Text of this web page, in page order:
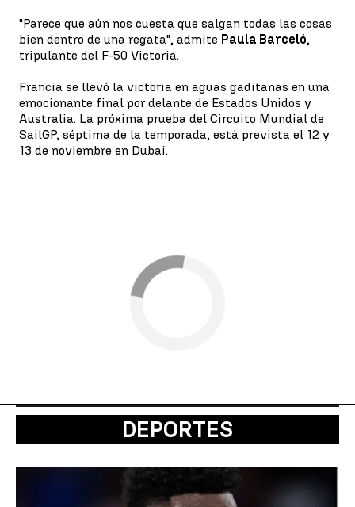
"Parece que aún nos cuesta que salgan todas las cosas
bien dentro de una regata", admite Paula Barceló,
tripulante del F-50 Victoria.
Francia se llevó la victoria en aguas gaditanas en una
emocionante final por delante de Estados Unidos y
Australia. La próxima prueba del Circuito Mundial de
SailGP, séptima de la temporada, está prevista el 12 y
13 de noviembre en Dubai.
DEPORTES